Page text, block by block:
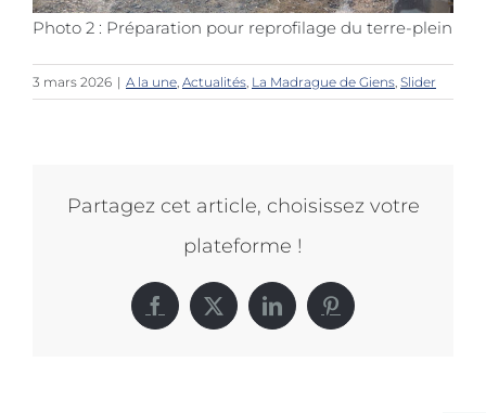
Photo 2 : Préparation pour reprofilage du terre-plein
3 mars 2026 | A la une, Actualités, La Madrague de Giens, Slider
Partagez cet article, choisissez votre
plateforme !
Facebook
X LinkedInPinterest